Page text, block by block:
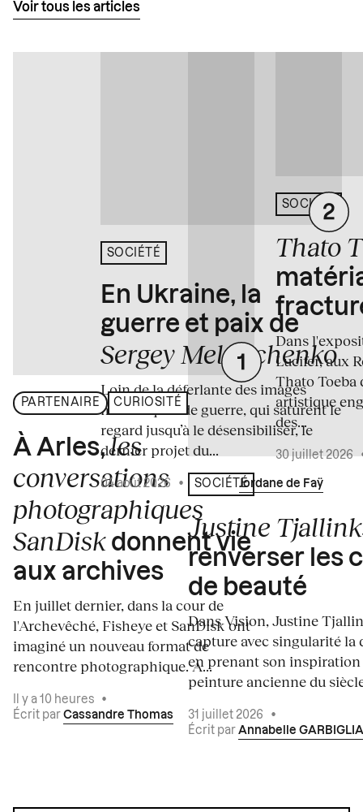
Voir tous les articles
PARTENAIRE CURIOSITÉ
À Arles,les
conversations
photographiques
SanDisk donnent vie
aux archives
En juillet dernier, dans la cour de
l'Archevêché, Fisheye et SanDisk ont
imaginé un nouveau format de
rencontre photographique. À...
Il y a 10 heures
•
Écrit par Cassandre Thomas
SOCIÉTÉ
En Ukraine, la
guerre et paix de
Sergey Melnitchenko
Loin de la déferlante des images
médiatiques de guerre, qui saturent le
regard jusqu’à le désensibiliser, le
dernier projet du...
04 août 2026 • Écrit par Jordane de Faÿ
SOCIÉTÉ
Justine
renverser les
de beauté
Dans Vision, Justine
capture avec singularité la
en prenant son inspiration
peinture ancienne du
31 juillet 2026
•
Écrit par Annabelle GARBIGLIA
SOCIÉTÉ
Thato
Dans
Lucifer, aux
Thato Toeba
artistique
des...
30 juillet 2026